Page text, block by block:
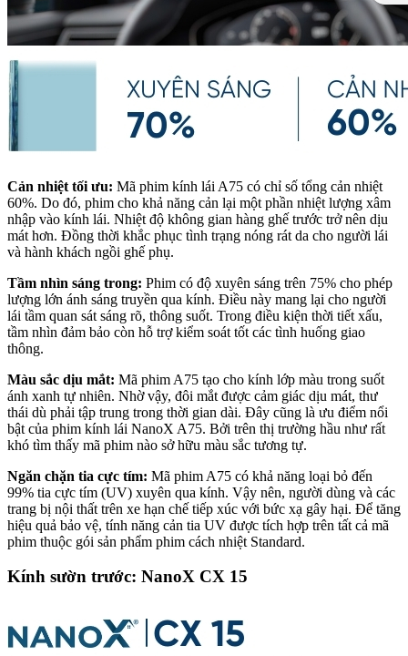
Cản nhiệt tối ưu: Mã phim kính lái A75 có chỉ số tổng cản nhiệt
60%. Do đó, phim cho khả năng cản lại một phần nhiệt lượng xâm
nhập vào kính lái. Nhiệt độ không gian hàng ghế trước trở nên dịu
mát hơn. Đồng thời khắc phục tình trạng nóng rát da cho người lái
và hành khách ngồi ghế phụ.
Tầm nhìn sáng trong: Phim có độ xuyên sáng trên 75% cho phép
lượng lớn ánh sáng truyền qua kính. Điều này mang lại cho người
lái tầm quan sát sáng rõ, thông suốt. Trong điều kiện thời tiết xấu,
tầm nhìn đảm bảo còn hỗ trợ kiểm soát tốt các tình huống giao
thông.
Màu sắc dịu mắt: Mã phim A75 tạo cho kính lớp màu trong suốt
ánh xanh tự nhiên. Nhờ vậy, đôi mắt được cảm giác dịu mát, thư
thái dù phải tập trung trong thời gian dài. Đây cũng là ưu điểm nổi
bật của phim kính lái NanoX A75. Bởi trên thị trường hầu như rất
khó tìm thấy mã phim nào sở hữu màu sắc tương tự.
Ngăn chặn tia cực tím: Mã phim A75 có khả năng loại bỏ đến
99% tia cực tím (UV) xuyên qua kính. Vậy nên, người dùng và các
trang bị nội thất trên xe hạn chế tiếp xúc với bức xạ gây hại. Để tăng
hiệu quả bảo vệ, tính năng cản tia UV được tích hợp trên tất cả mã
phim thuộc gói sản phẩm phim cách nhiệt Standard.
Kính sườn trước: NanoX CX 15